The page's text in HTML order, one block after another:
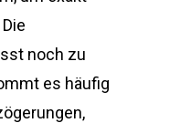
noch zu
es häufig